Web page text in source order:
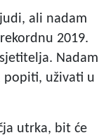
ali nadam
2019.
Nadam
popiti, uživati u
utrka, bit će